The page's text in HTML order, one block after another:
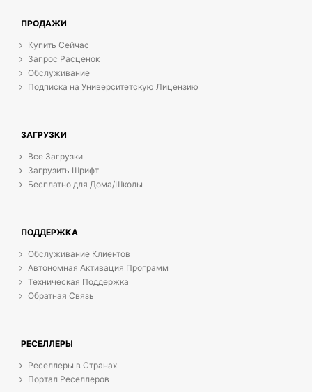
ПРОДАЖИ
Купить Сейчас
Запрос Расценок
Обслуживание
Подписка на Университетскую Лицензию
ЗАГРУЗКИ
Все Загрузки
Загрузить Шрифт
Бесплатно для Дома/Школы
ПОДДЕРЖКА
Обслуживание Клиентов
Автономная Активация Программ
Техническая Поддержка
Обратная Связь
РЕСЕЛЛЕРЫ
Реселлеры в Странах
Портал Реселлеров